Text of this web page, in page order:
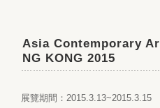
Asia Contemporary
NG KONG 2015
展覽期間：2015.3.13~2015.3.15